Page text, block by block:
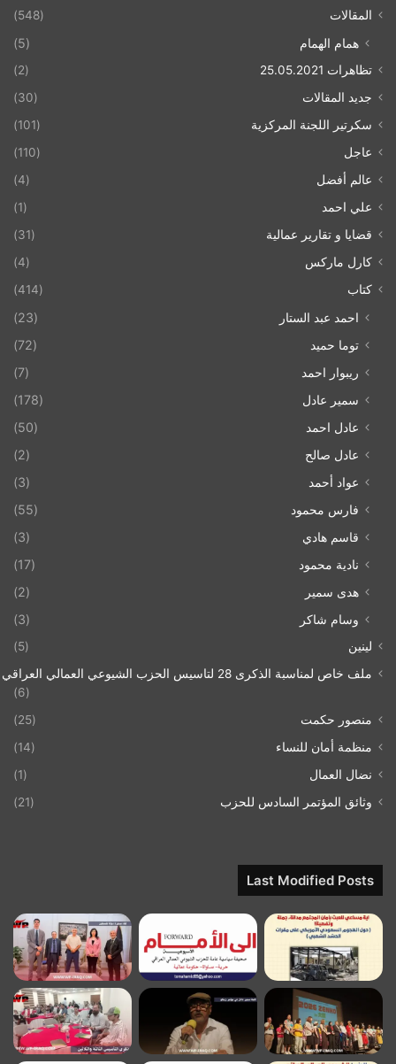
المقالات
(548)
همام الهمام (5)
تظاهرات 25.05.2021
(2)
جديد المقالات
(30)
سكرتير اللجنة المركزية
(101)
عاجل
(110)
عالم أفضل
(4)
علي احمد
(1)
قضايا و تقارير عمالية
(31)
كارل ماركس
(4)
كتاب
(414)
احمد عبد الستار
(23)
توما حميد
(72)
ريبوار احمد
(7)
سمير عادل
(178)
عادل احمد
(50)
عادل صالح
(2)
عواد أحمد
(3)
فارس محمود
(55)
قاسم هادي
(3)
نادية محمود
(17)
هدى سمير
(2)
وسام شاكر
(3)
لينين
(5)
ملف خاص لمناسبة الذكرى 28 لتاسيس الحزب الشيوعي العمالي العراقي 1993/07/21
(6)
منصور حكمت
(25)
منظمة أمان للنساء
(14)
نضال العمال
(1)
وثائق المؤتمر السادس للحزب
(21)
Last Modified Posts